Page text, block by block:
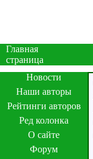
Главная
страница
Новости
Наши авторы
Рейтинги авторов
Ред колонка
О сайте
Форум